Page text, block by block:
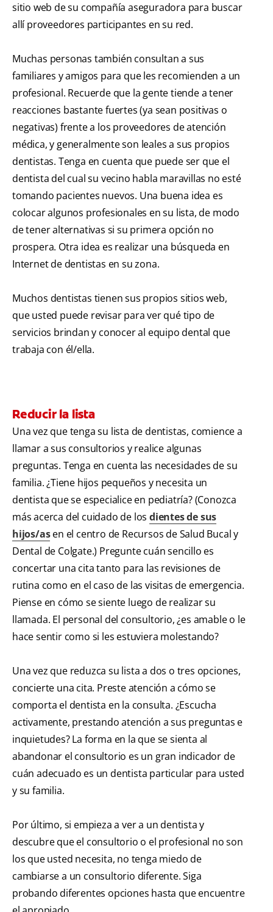
sitio web de su compañía aseguradora para buscar
allí proveedores participantes en su red.
Muchas personas también consultan a sus
familiares y amigos para que les recomienden a un
profesional. Recuerde que la gente tiende a tener
reacciones bastante fuertes (ya sean positivas o
negativas) frente a los proveedores de atención
médica, y generalmente son leales a sus propios
dentistas. Tenga en cuenta que puede ser que el
dentista del cual su vecino habla maravillas no esté
tomando pacientes nuevos. Una buena idea es
colocar algunos profesionales en su lista, de modo
de tener alternativas si su primera opción no
prospera. Otra idea es realizar una búsqueda en
Internet de dentistas en su zona.
Muchos dentistas tienen sus propios sitios web,
que usted puede revisar para ver qué tipo de
servicios brindan y conocer al equipo dental que
trabaja con él/ella.
Reducir la lista
Una vez que tenga su lista de dentistas, comience a
llamar a sus consultorios y realice algunas
preguntas. Tenga en cuenta las necesidades de su
familia. ¿Tiene hijos pequeños y necesita un
dentista que se especialice en pediatría? (Conozca
más acerca del cuidado de losdientes de sus
hijos/asen el centro de Recursos de Salud Bucal y
Dental de Colgate.) Pregunte cuán sencillo es
concertar una cita tanto para las revisiones de
rutina como en el caso de las visitas de emergencia.
Piense en cómo se siente luego de realizar su
llamada. El personal del consultorio, ¿es amable o le
hace sentir como si les estuviera molestando?
Una vez que reduzca su lista a dos o tres opciones,
concierte una cita. Preste atención a cómo se
comporta el dentista en la consulta. ¿Escucha
activamente, prestando atención a sus preguntas e
inquietudes? La forma en la que se sienta al
abandonar el consultorio es un gran indicador de
cuán adecuado es un dentista particular para usted
y su familia.
Por último, si empieza a ver a un dentista y
descubre que el consultorio o el profesional no son
los que usted necesita, no tenga miedo de
cambiarse a un consultorio diferente. Siga
probando diferentes opciones hasta que encuentre